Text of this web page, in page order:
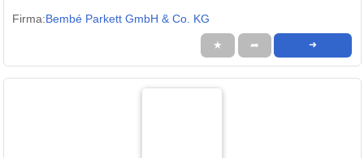
Firma:Bembé Parkett GmbH & Co. KG
★ ➦ ➜